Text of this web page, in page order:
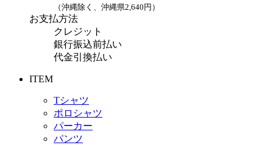
（沖縄除く、沖縄県2,640円）
お支払方法
クレジット
銀行振込前払い
代金引換払い
ITEM
Tシャツ
ポロシャツ
パーカー
パンツ